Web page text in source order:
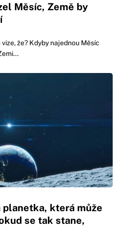
Měsíc, Země by
že? Kdyby najednou Měsíc
planetka, která může
se tak stane,